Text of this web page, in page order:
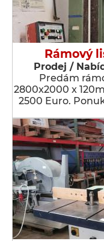
Rámový
Prodej /
Predám
2800x2000 x
2500 Euro.